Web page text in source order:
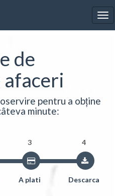
de
afaceri
pentru a obține
minute:
3
A plati
4
Descarca